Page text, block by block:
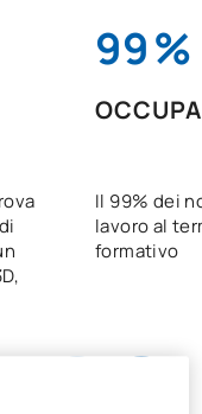
99%
Il 99% dei
lavoro al
formativo